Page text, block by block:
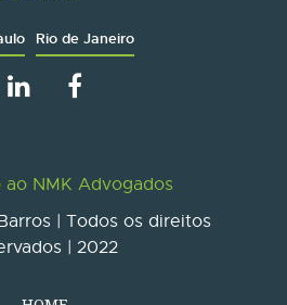
Rio de Janeiro
ao NMK Advogados
| Todos os direitos
| 2022